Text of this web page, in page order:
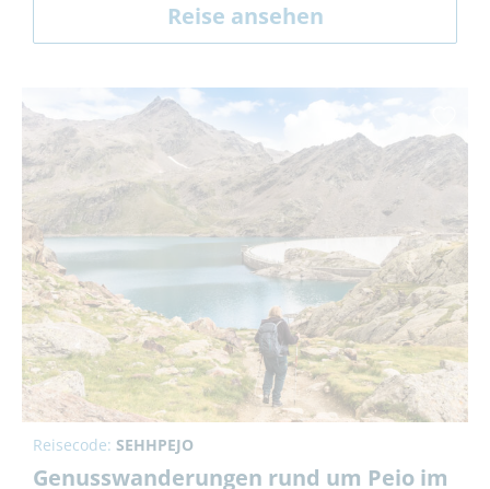
Reise ansehen
Reisecode: SEHHPEJO
Genusswanderungen rund um Peio im